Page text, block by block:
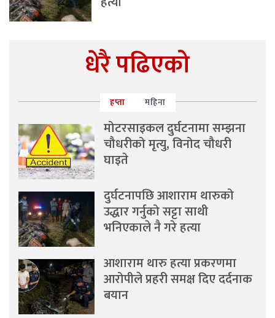
धेरै पढिएको
हप्ता महिना
मोटरसाइकल दुर्घटनामा सम्झना
चौधरीको मृत्यु, विनोद चौधरी
घाइते
दुर्घटनापछि आशाराम थारुको
उद्धार गर्नुको सट्टा साथी
भनिएकाले नै गरे हत्या
आशाराम थारु हत्या प्रकरणमा
आरोपीले प्रहरी समक्ष दिए दर्दनाक
बयान